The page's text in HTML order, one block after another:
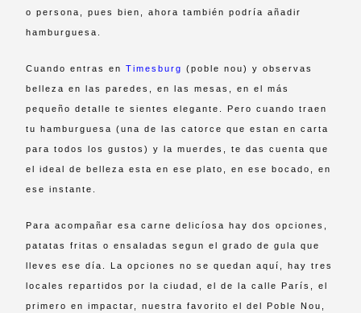
o persona, pues bien, ahora también podría añadir
hamburguesa.
Cuando entras enTimesburg (poble nou) y observas
belleza en las paredes, en las mesas, en el más
pequeño detalle te sientes elegante. Pero cuando traen
tu hamburguesa (una de las catorce que estan en carta
para todos los gustos) y la muerdes, te das cuenta que
el ideal de belleza esta en ese plato, en ese bocado, en
ese instante.
Para acompañar esa carne delicíosa hay dos opciones,
patatas fritas o ensaladas segun el grado de gula que
lleves ese día. La opciones no se quedan aquí, hay tres
locales repartidos por la ciudad, el de la calle París, el
primero en impactar, nuestra favorito el del Poble Nou,